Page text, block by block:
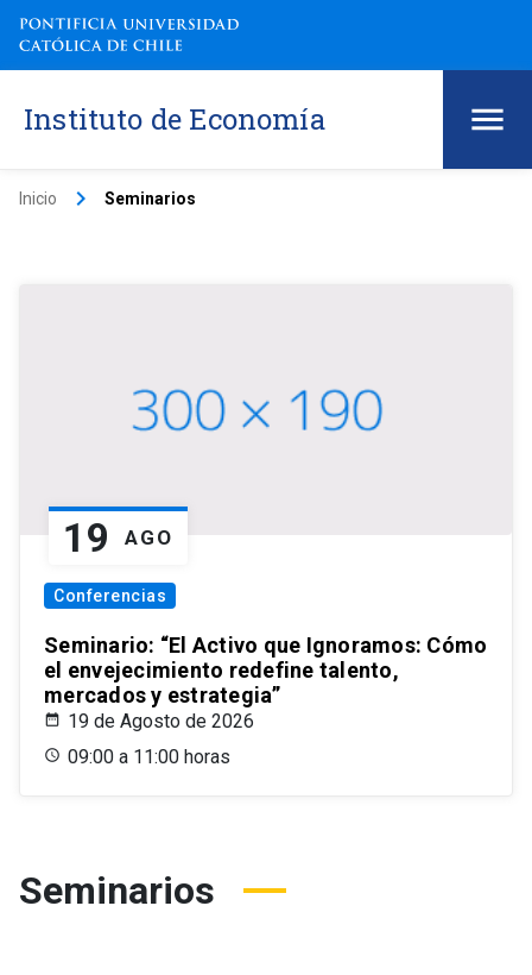
Instituto de Economía
Inicio keyboard_arrow_right Seminarios
19 AGO
Conferencias
Seminario: “El Activo que Ignoramos: Cómo
el envejecimiento redefine talento,
mercados y estrategia”
19 de Agosto de 2026
09:00 a 11:00 horas
Seminarios